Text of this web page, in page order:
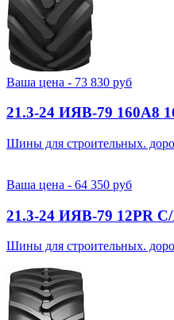
Ваша цена - 73 830 руб
21.3-24 ИЯВ-79 160A8
Шины для строительных.
Ваша цена - 64 350 руб
21.3-24 ИЯВ-79 12PR
Шины для строительных.